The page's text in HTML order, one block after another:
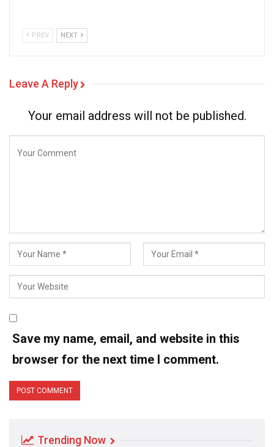
PREV NEXT
Leave A Reply
Your email address will not be published.
Save my name, email, and website in this
browser for the next time I comment.
Trending Now